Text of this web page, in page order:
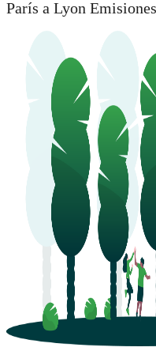
París a Lyon